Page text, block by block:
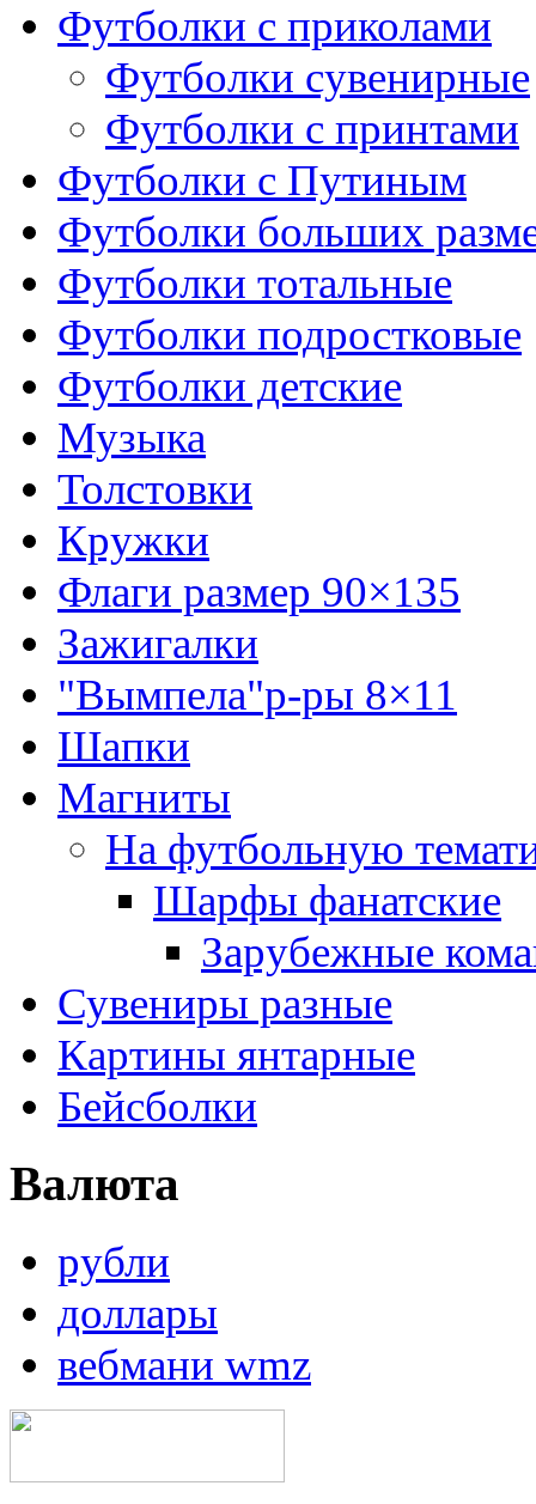
Футболки с приколами
Футболки сувенирные
Футболки с принтами
Футболки с Путиным
Футболки больших
Футболки тотальные
Футболки подростковые
Футболки детские
Музыка
Толстовки
Кружки
Флаги размер 90×135
Зажигалки
"Вымпела"р-ры 8×11
Шапки
Магниты
На футбольную
Шарфы фанатские
Зарубежные
Сувениры разные
Картины янтарные
Бейсболки
Валюта
рубли
доллары
вебмани wmz